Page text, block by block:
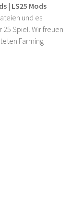
| LS25 Mods
und es
Spiel. Wir freuen
Farming